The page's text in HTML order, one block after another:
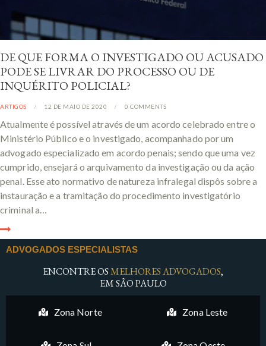
DE QUE FORMA O INVESTIGADO OU ACUSADO
PODE SE LIVRAR DO PROCESSO OU DE
INQUÉRITO POLICIAL?
ARTIGOS 12 DE MAIO DE 2020 0 COMMENTS
Atualmente é possível através de um acordo celebrado entre o
Ministério Público e o investigado, acompanhado por um
advogado especializado em acordo penais; sendo que uma vez
cumprido, ensejará o arquivamento da investigação ou da ação
penal. Esse ato normativo de natureza infralegal dispôs sobre a
instauração e a tramitação do procedimento investigatório
criminal a…
ADVOGADOS ESPECIALISTAS
ENCONTRE OSMELHORES ADVOGADOS,
EM SÃO PAULO
Zona Norte Zona Leste